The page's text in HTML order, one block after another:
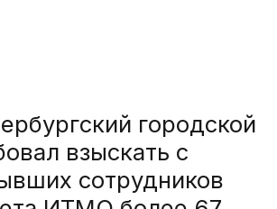
городской
взыскать с
сотрудников